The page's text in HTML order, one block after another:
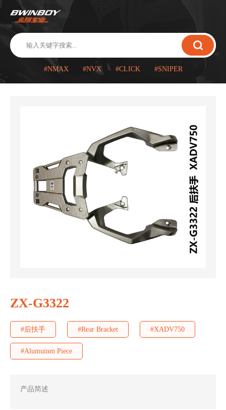
#NMAX #NVX #CLICK #SNIPER
ZX-G3322
#后扶手 #Rear Bracket #XADV750
#Alumuinm Piece
产品简述